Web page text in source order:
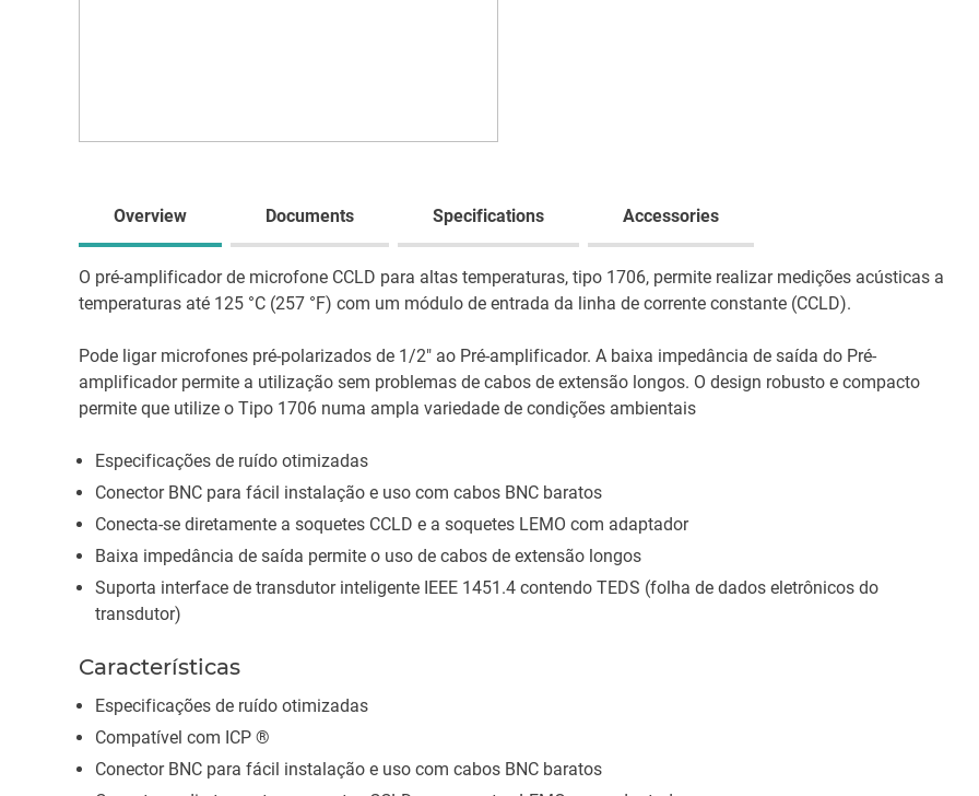
Overview Documents Specifications Accessories
O pré-amplificador de microfone CCLD para altas temperaturas, tipo 1706, permite realizar medições acústicas a
temperaturas até 125 °C (257 °F) com um módulo de entrada da linha de corrente constante (CCLD).
Pode ligar microfones pré-polarizados de 1/2″ ao Pré-amplificador. A baixa impedância de saída do Pré-
amplificador permite a utilização sem problemas de cabos de extensão longos. O design robusto e compacto
permite que utilize o Tipo 1706 numa ampla variedade de condições ambientais
Especificações de ruído otimizadas
Conector BNC para fácil instalação e uso com cabos BNC baratos
Conecta-se diretamente a soquetes CCLD e a soquetes LEMO com adaptador
Baixa impedância de saída permite o uso de cabos de extensão longos
Suporta interface de transdutor inteligente IEEE 1451.4 contendo TEDS (folha de dados eletrônicos do
transdutor)
Características
Especificações de ruído otimizadas
Compatível com ICP ®
Conector BNC para fácil instalação e uso com cabos BNC baratos